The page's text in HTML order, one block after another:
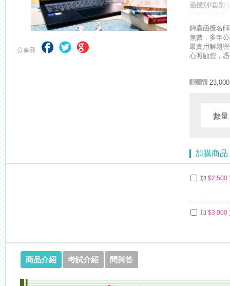
【最新】錦囊函授增加便利商店付款方式，便利到不行！馬上使用►
函授別/套別
錦囊函授名
無數，多年
最實用解題
心照顧您，
23,000
數
加購商品
加 $2,500
加 $3,000
商品介紹 考試介紹 問與答